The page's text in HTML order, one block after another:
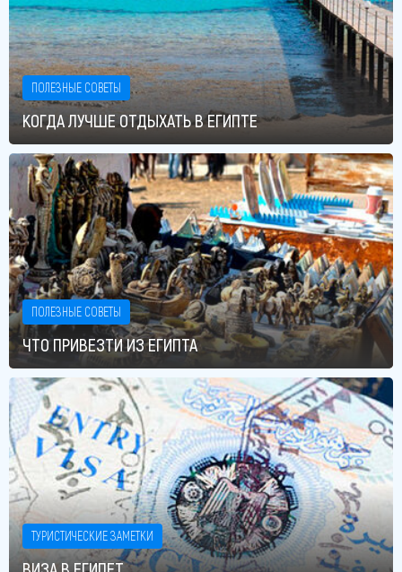
ПОЛЕЗНЫЕ СОВЕТЫ
КОГДА ЛУЧШЕ ОТДЫХАТЬ В ЕГИПТЕ
ПОЛЕЗНЫЕ СОВЕТЫ
ЧТО ПРИВЕЗТИ ИЗ ЕГИПТА
ТУРИСТИЧЕСКИЕ ЗАМЕТКИ